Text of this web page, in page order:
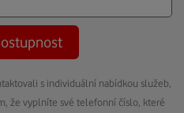
s individuální nabídkou služeb,
že vyplníte své telefonní číslo, které